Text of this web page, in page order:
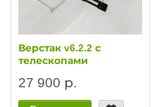
Верстак v6.2.2 с
телескопами
27 900 р.